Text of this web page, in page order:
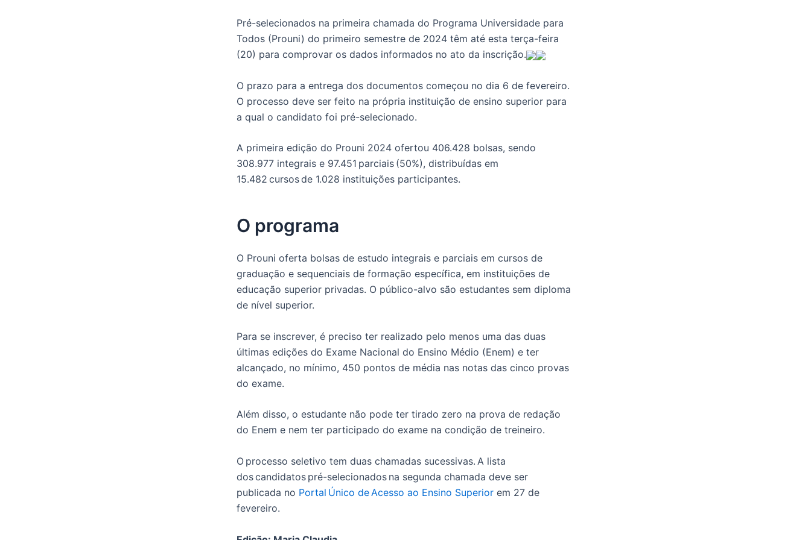
Pré-selecionados na primeira chamada do Programa Universidade para
Todos (Prouni) do primeiro semestre de 2024 têm até esta terça-feira
(20) para comprovar os dados informados no ato da inscrição.
O prazo para a entrega dos documentos começou no dia 6 de fevereiro.
O processo deve ser feito na própria instituição de ensino superior para
a qual o candidato foi pré-selecionado.
A primeira edição do Prouni 2024 ofertou 406.428 bolsas, sendo
308.977 integrais e 97.451 parciais (50%), distribuídas em
15.482 cursos de 1.028 instituições participantes.
O programa
O Prouni oferta bolsas de estudo integrais e parciais em cursos de
graduação e sequenciais de formação específica, em instituições de
educação superior privadas. O público-alvo são estudantes sem diploma
de nível superior.
Para se inscrever, é preciso ter realizado pelo menos uma das duas
últimas edições do Exame Nacional do Ensino Médio (Enem) e ter
alcançado, no mínimo, 450 pontos de média nas notas das cinco provas
do exame.
Além disso, o estudante não pode ter tirado zero na prova de redação
do Enem e nem ter participado do exame na condição de treineiro.
O processo seletivo tem duas chamadas sucessivas. A lista
dos candidatos pré-selecionados na segunda chamada deve ser
publicada no Portal Único de Acesso ao Ensino Superior em 27 de
fevereiro.